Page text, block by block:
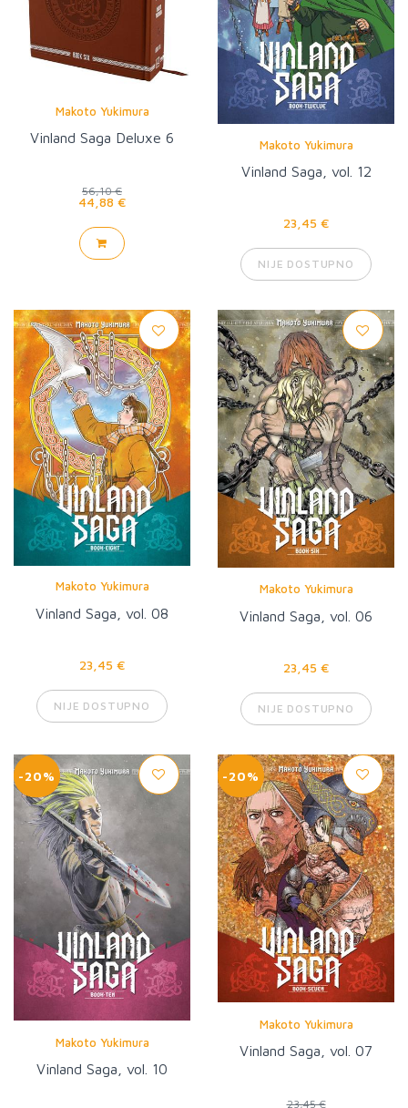
Makoto Yukimura
Vinland Saga Deluxe 6
56,10 €
44,88 €
Makoto Yukimura
Vinland Saga, vol. 12
23,45 €
NIJE DOSTUPNO
Makoto Yukimura
Vinland Saga, vol. 08
23,45 €
NIJE DOSTUPNO
Makoto Yukimura
Vinland Saga, vol. 06
23,45 €
NIJE DOSTUPNO
-20%
Makoto Yukimura
Vinland Saga, vol. 10
-20%
Makoto Yukimura
Vinland Saga, vol. 07
23,45 €